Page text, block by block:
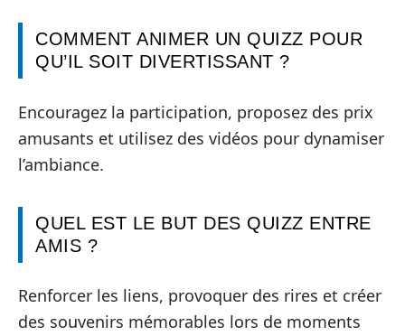
COMMENT ANIMER UN QUIZZ POUR
QU’IL SOIT DIVERTISSANT ?
Encouragez la participation, proposez des prix
amusants et utilisez des vidéos pour dynamiser
l’ambiance.
QUEL EST LE BUT DES QUIZZ ENTRE
AMIS ?
Renforcer les liens, provoquer des rires et créer
des souvenirs mémorables lors de moments